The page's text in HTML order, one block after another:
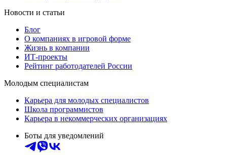
Новости и статьи
Блог
О компаниях в игровой форме
Жизнь в компании
ИТ-проекты
Рейтинг работодателей России
Молодым специалистам
Карьера для молодых специалистов
Школа программистов
Карьера в некоммерческих организациях
Боты для уведомлений